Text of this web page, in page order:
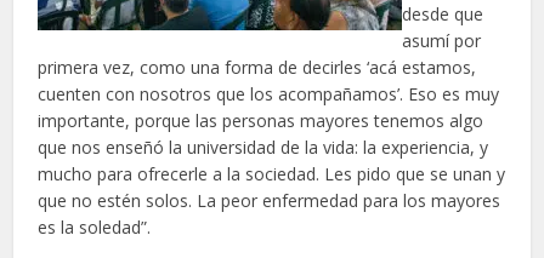
desde que
asumí por
primera vez, como una forma de decirles ‘acá estamos,
cuenten con nosotros que los acompañamos’. Eso es muy
importante, porque las personas mayores tenemos algo
que nos enseñó la universidad de la vida: la experiencia, y
mucho para ofrecerle a la sociedad. Les pido que se unan y
que no estén solos. La peor enfermedad para los mayores
es la soledad”.